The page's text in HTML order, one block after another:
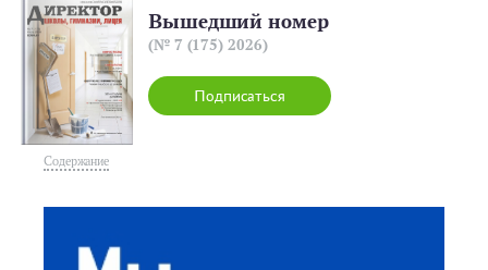
Содержание
Подписаться
Вышедший номер
(№ 7 (175) 2026)